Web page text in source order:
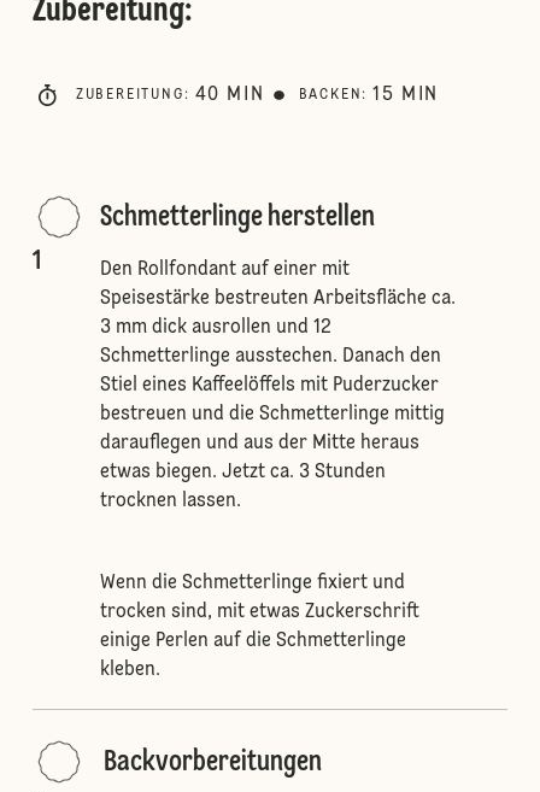
Zubereitung:
ZUBEREITUNG : 40 MIN BACKEN : 15 MIN
1
Schmetterlinge herstellen
Den Rollfondant auf einer mit
Speisestärke bestreuten Arbeitsfläche ca.
3 mm dick ausrollen und 12
Schmetterlinge ausstechen. Danach den
Stiel eines Kaffeelöffels mit Puderzucker
bestreuen und die Schmetterlinge mittig
darauflegen und aus der Mitte heraus
etwas biegen. Jetzt ca. 3 Stunden
trocknen lassen.
Wenn die Schmetterlinge fixiert und
trocken sind, mit etwas Zuckerschrift
einige Perlen auf die Schmetterlinge
kleben.
Backvorbereitungen